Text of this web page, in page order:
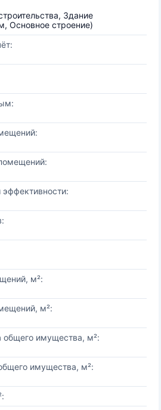
Здание
Основное строение)
эффективности:
м²:
м²:
общего имущества, м²:
имущества, м²: